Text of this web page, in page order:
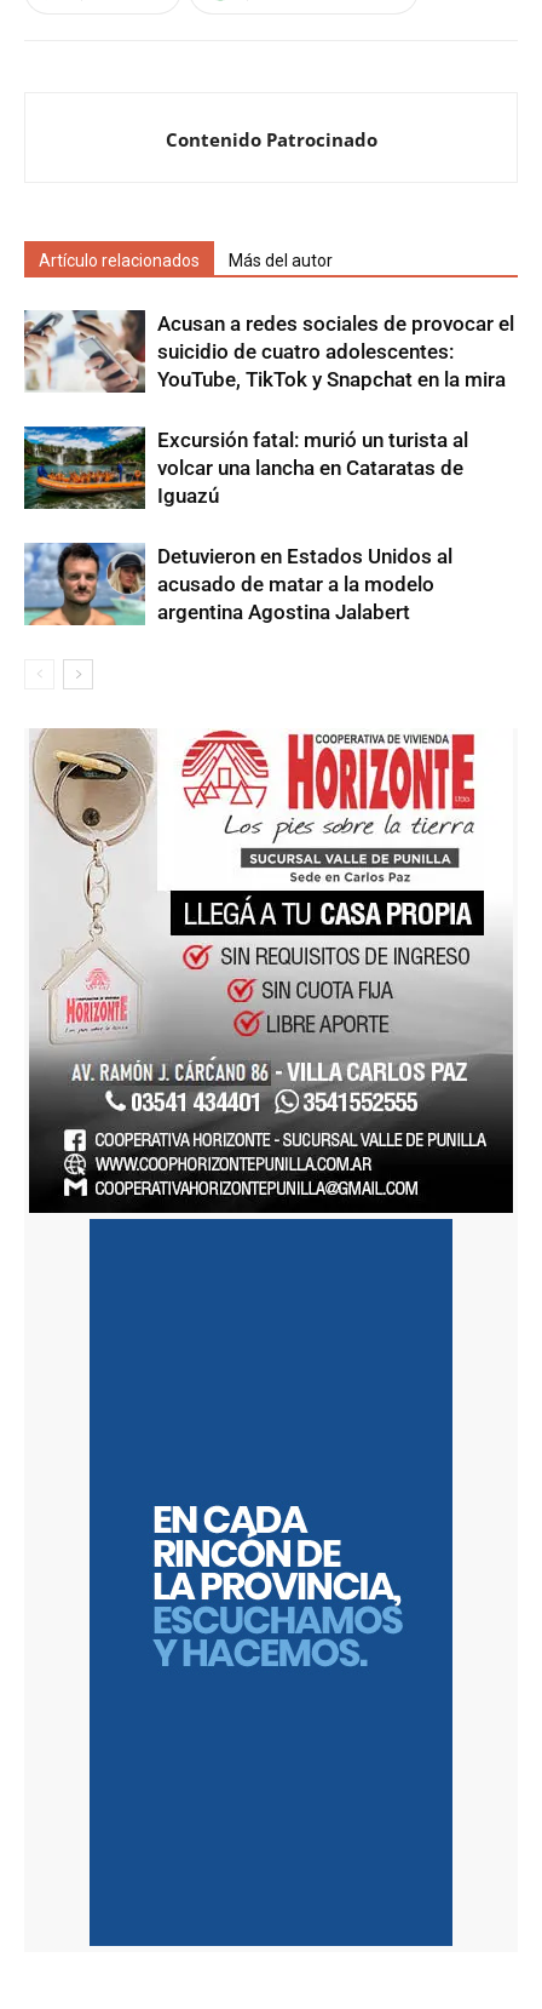
Contenido Patrocinado
Artículo relacionados Más del autor
Acusan a redes sociales de provocar el
suicidio de cuatro adolescentes:
YouTube, TikTok y Snapchat en la mira
Excursión fatal: murió un turista al
volcar una lancha en Cataratas de
Iguazú
Detuvieron en Estados Unidos al
acusado de matar a la modelo
argentina Agostina Jalabert